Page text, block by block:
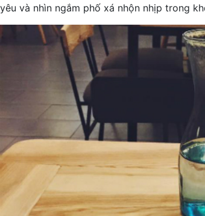
yêu và nhìn ngắm phố xá nhộn nhịp trong